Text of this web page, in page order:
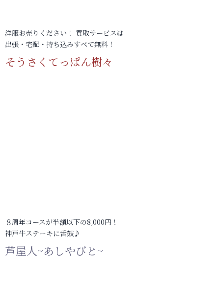
洋服お売りください！ 買取サービスは
出張・宅配・持ち込みすべて無料！
そうさくてっぱん樹々
８周年コースが半額以下の8,000円！
神戸牛ステーキに舌鼓♪
芦屋人~あしやびと~